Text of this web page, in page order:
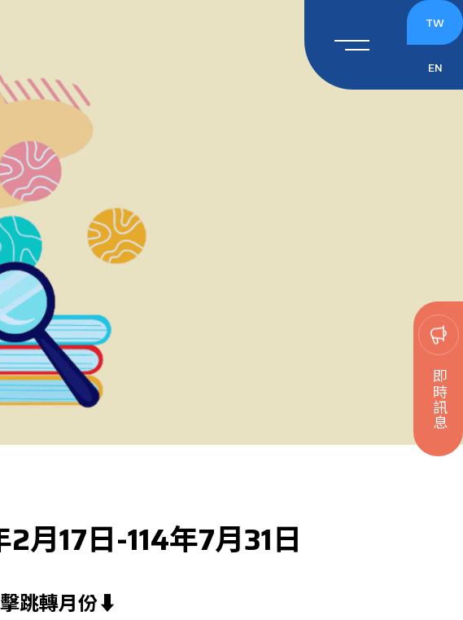
TW
EN
即時訊息
月17日-114年7月31日
跳轉月份⬇️